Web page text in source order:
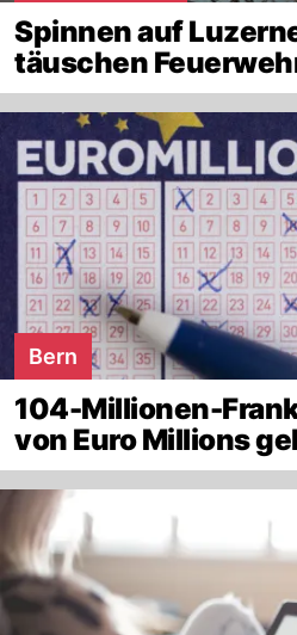
Spinnen auf
täuschen
Bern
104-Millionen-
von Euro Millions